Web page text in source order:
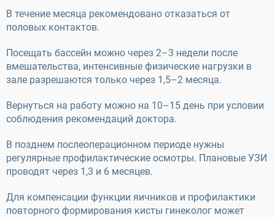
В течение месяца рекомендовано отказаться от
половых контактов.
Посещать бассейн можно через 2–3 недели после
вмешательства, интенсивные физические нагрузки в
зале разрешаются только через 1,5–2 месяца.
Вернуться на работу можно на 10–15 день при условии
соблюдения рекомендаций доктора.
В позднем послеоперационном периоде нужны
регулярные профилактические осмотры. Плановые УЗИ
проводят через 1,3 и 6 месяцев.
Для компенсации функции яичников и профилактики
повторного формирования кисты гинеколог может